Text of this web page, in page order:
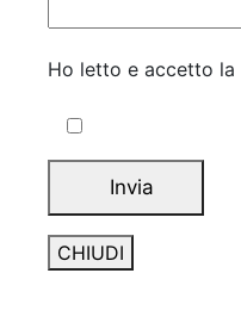
Ho letto e accetto la
CHIUDI